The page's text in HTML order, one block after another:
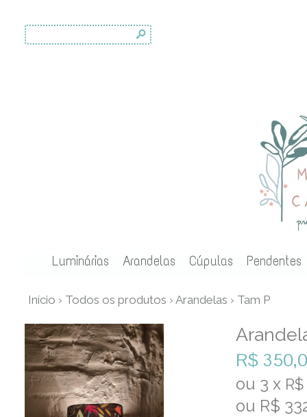
s
Luminárias Arandelas Cúpulas Pendentes
Início › Todos os produtos › Arandelas › Tam P
R$
ou 3 x R$
ou R$